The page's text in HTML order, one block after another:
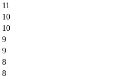
11
10
10
9
9
8
8